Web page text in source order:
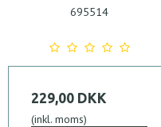
695514
229,00 DKK
(inkl. moms)